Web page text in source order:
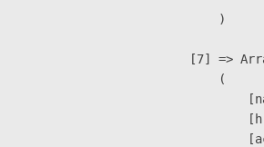
                        )
[7] =>
                        (